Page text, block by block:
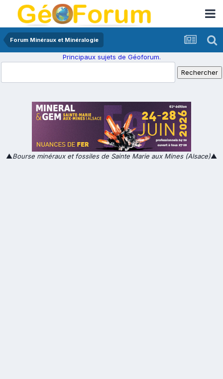
Forum Minéraux et Minéralogie
Principaux sujets de Géoforum.
▲Bourse minéraux et fossiles de Sainte Marie aux Mines (Alsace)▲